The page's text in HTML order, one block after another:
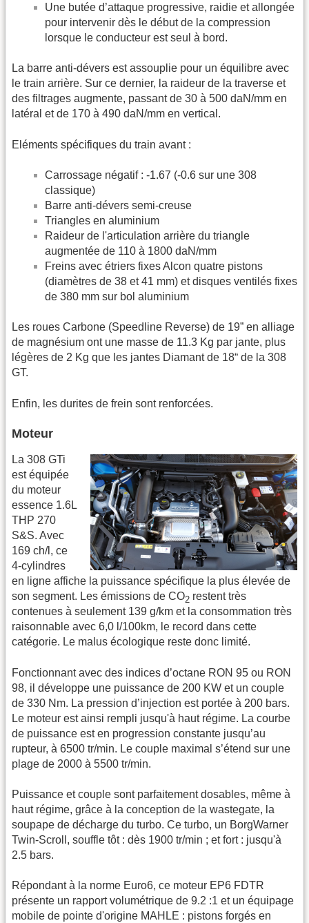
Une butée d’attaque progressive, raidie et allongée
pour intervenir dès le début de la compression
lorsque le conducteur est seul à bord.
La barre anti-dévers est assouplie pour un équilibre avec
le train arrière. Sur ce dernier, la raideur de la traverse et
des filtrages augmente, passant de 30 à 500 daN/mm en
latéral et de 170 à 490 daN/mm en vertical.
Eléments spécifiques du train avant :
Carrossage négatif : -1.67 (-0.6 sur une 308
classique)
Barre anti-dévers semi-creuse
Triangles en aluminium
Raideur de l'articulation arrière du triangle
augmentée de 110 à 1800 daN/mm
Freins avec étriers fixes Alcon quatre pistons
(diamètres de 38 et 41 mm) et disques ventilés fixes
de 380 mm sur bol aluminium
Les roues Carbone (Speedline Reverse) de 19” en alliage
de magnésium ont une masse de 11.3 Kg par jante, plus
légères de 2 Kg que les jantes Diamant de 18“ de la 308
GT.
Enfin, les durites de frein sont renforcées.
Moteur
La 308 GTi
est équipée
du moteur
essence 1.6L
THP 270
S&S. Avec
169 ch/l, ce
4-cylindres
en ligne affiche la puissance spécifique la plus élevée de
son segment. Les émissions de CO2 restent très
contenues à seulement 139 g/km et la consommation très
raisonnable avec 6,0 l/100km, le record dans cette
catégorie. Le malus écologique reste donc limité.
Fonctionnant avec des indices d’octane RON 95 ou RON
98, il développe une puissance de 200 KW et un couple
de 330 Nm. La pression d’injection est portée à 200 bars.
Le moteur est ainsi rempli jusqu'à haut régime. La courbe
de puissance est en progression constante jusqu’au
rupteur, à 6500 tr/min. Le couple maximal s’étend sur une
plage de 2000 à 5500 tr/min.
Puissance et couple sont parfaitement dosables, même à
haut régime, grâce à la conception de la wastegate, la
soupape de décharge du turbo. Ce turbo, un BorgWarner
Twin-Scroll, souffle tôt : dès 1900 tr/min ; et fort : jusqu'à
2.5 bars.
Répondant à la norme Euro6, ce moteur EP6 FDTR
présente un rapport volumétrique de 9.2 :1 et un équipage
mobile de pointe d'origine MAHLE : pistons forgés en